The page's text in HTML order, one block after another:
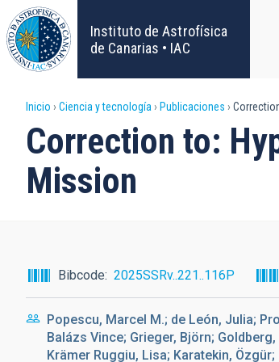
Pasar
al
contenido
principal
Instituto de Astrofísica
de Canarias • IAC
Sobrescribir
enlaces
de
a
la
navegación
Inicio Ciencia y tecnología Publicaciones
Correction to:
Mission
Bibcode 2025SSRv..221..116P
Popescu, Marcel M.; de León, Julia;
Balázs Vince; Grieger, Björn;
Krämer Ruggiu, Lisa; Karatekin,